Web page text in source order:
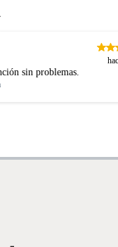
sin problemas.